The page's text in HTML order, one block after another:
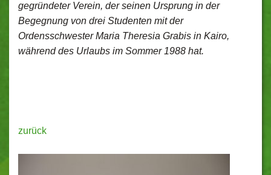
gegründeter Verein, der seinen Ursprung in der
Begegnung von drei Studenten mit der
Ordensschwester Maria Theresia Grabis in Kairo,
während des Urlaubs im Sommer 1988 hat.
zurück